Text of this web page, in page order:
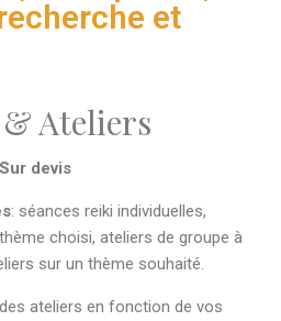
et
Ateliers
Sur devis
: séances reiki individuelles,
choisi, ateliers de groupe à
sur un thème souhaité.
ateliers en fonction de vos